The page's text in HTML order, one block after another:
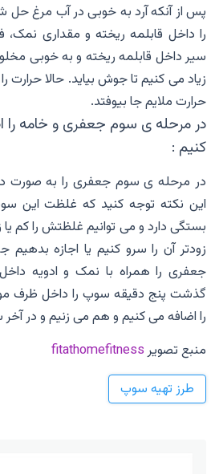
پس از آنکه آرد به خوبی در آب مرغ حل
را داخل قابلمه ریخته و مقداری نمک،
سیر داخل قابلمه ریخته و به خوبی
زیاد می کنیم تا جوش بیاید. حالا حرارت
حرارت ملایم جا بیوفتد.
در مرحله ی سوم جعفری و خامه را
کنیم :
در مرحله ی سوم جعفری را به صورت
این نکته توجه کنید که غلظت این
بستگی دارد و می توانیم غلظتش را کم یا
زودتر آن را سرو کنیم یا اجازه
جعفری را همراه با نمک و ادویه
گذشت پنج دقیقه سوپ را داخل ظرف
را اضافه می کنیم و هم می زنیم و در
منبع تصویرfitathomefitness
طرز تهیه سوپ